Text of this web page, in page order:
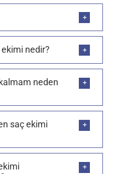
nedir?
neden
saç ekimi